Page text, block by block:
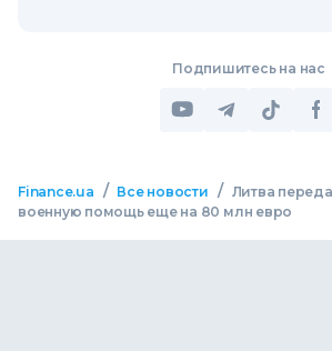
Подпишитесь на нас
Finance.ua / Все новости / Литва
военную помощь еще на 80 млн евро